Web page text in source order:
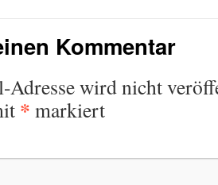
Kommentar
Adresse wird nicht
* markiert